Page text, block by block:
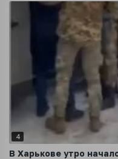
4
В Харькове утро